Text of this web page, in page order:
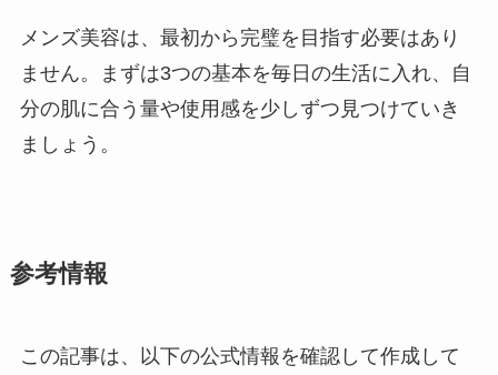
メンズ美容は、最初から完璧を目指す必要はあり
ません。まずは3つの基本を毎日の生活に入れ、自
分の肌に合う量や使用感を少しずつ見つけていき
ましょう。
参考情報
この記事は、以下の公式情報を確認して作成して